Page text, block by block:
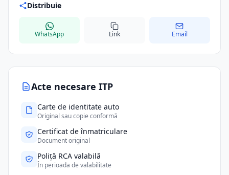
Acte necesare ITP
Carte de identitate auto
Original sau copie conformă
Certificat de înmatriculare
Document original
Poliță RCA valabilă
În perioada de valabilitate
Distribuie
WhatsApp Link Email